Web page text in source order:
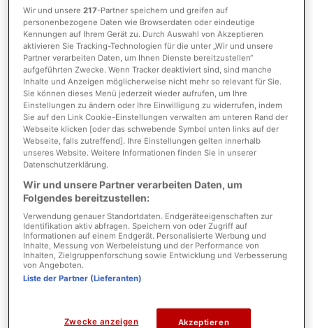
Detaillierte Informationen
Flächen
Wohnfläche 1.182,00 m²
Energieausweis
Energiepass Art Verbrauchausweis
gültig bis 2036-03-19
Energieverbrauchswert
C
Wir und unsere217-Partner speichern und greifen auf
personenbezogene Daten wie Browserdaten oder eindeutige
Kennungen auf Ihrem Gerät zu. Durch Auswahl von Akzeptieren
aktivieren Sie Tracking-Technologien für die unter „Wir und unsere
Partner verarbeiten Daten, um Ihnen Dienste bereitzustellen“
aufgeführten Zwecke. Wenn Tracker deaktiviert sind, sind manche
Inhalte und Anzeigen möglicherweise nicht mehr so relevant für Sie.
Sie können dieses Menü jederzeit wieder aufrufen, um Ihre
Einstellungen zu ändern oder Ihre Einwilligung zu widerrufen, indem
Sie auf den Link Cookie-Einstellungen verwalten am unteren Rand der
Webseite klicken [oder das schwebende Symbol unten links auf der
Webseite, falls zutreffend]. Ihre Einstellungen gelten innerhalb
unseres Website. Weitere Informationen finden Sie in unserer
Datenschutzerklärung.
Wir und unsere Partner verarbeiten Daten, um
Folgendes bereitzustellen:
Verwendung genauer Standortdaten. Endgeräteeigenschaften zur
Identifikation aktiv abfragen. Speichern von oder Zugriff auf
Informationen auf einem Endgerät. Personalisierte Werbung und
Inhalte, Messung von Werbeleistung und der Performance von
Inhalten, Zielgruppenforschung sowie Entwicklung und Verbesserung
von Angeboten.
Liste der Partner (Lieferanten)
Zwecke anzeigen Akzeptieren